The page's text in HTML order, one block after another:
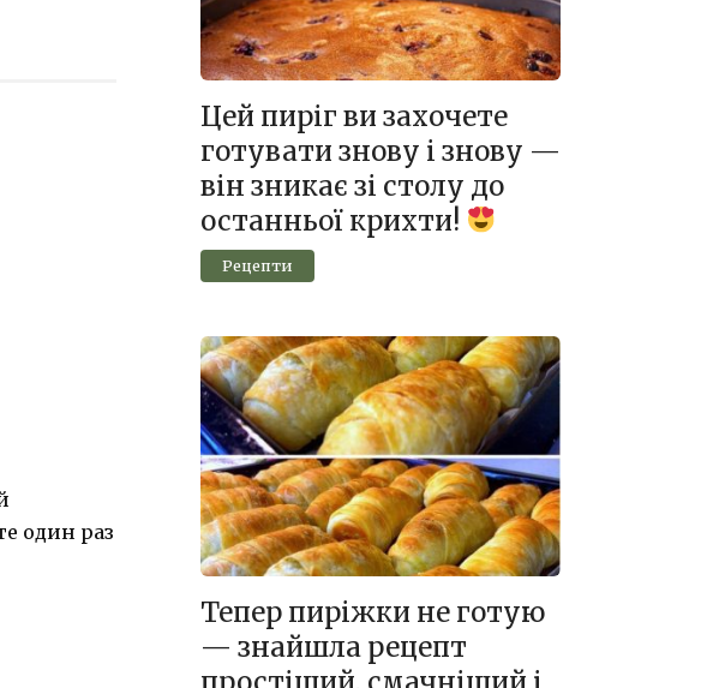
один раз
Цей пиріг ви захочете
готувати знову і знову —
він зникає зі столу до
останньої крихти!
Рецепти
Тепер пиріжки не готую
— знайшла рецепт